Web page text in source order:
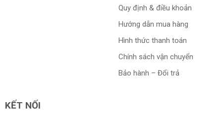
Quy định & điều khoản
Hướng dẫn mua hàng
Hình thức thanh toán
Chính sách vận chuyển
Bảo hành – Đổi trả
KẾT NỐI